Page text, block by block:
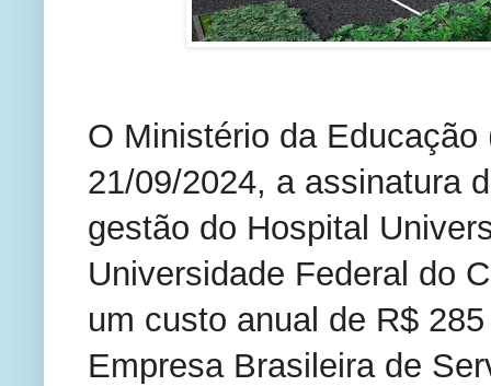
O Ministério da
21/09/2024, a assinatura
gestão do Hospital
Universidade Federal do
um custo anual de R$
Empresa Brasileira de